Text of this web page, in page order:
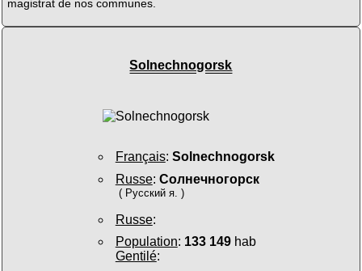
magistrat de nos communes.
Solnechnogorsk
Français: Solnechnogorsk
Russe: Солнечногорск
( Русский я. )
Russe:
Population: 133 149hab
Gentilé: